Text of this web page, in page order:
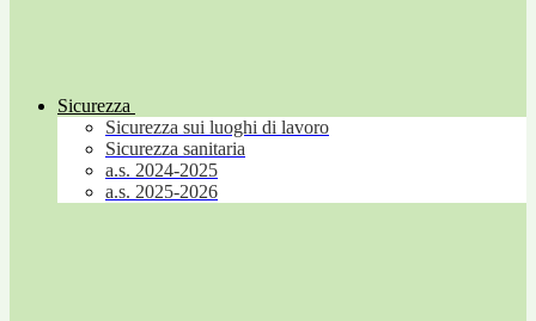
Sicurezza
Sicurezza sui luoghi di lavoro
Sicurezza sanitaria
a.s. 2024-2025
a.s. 2025-2026